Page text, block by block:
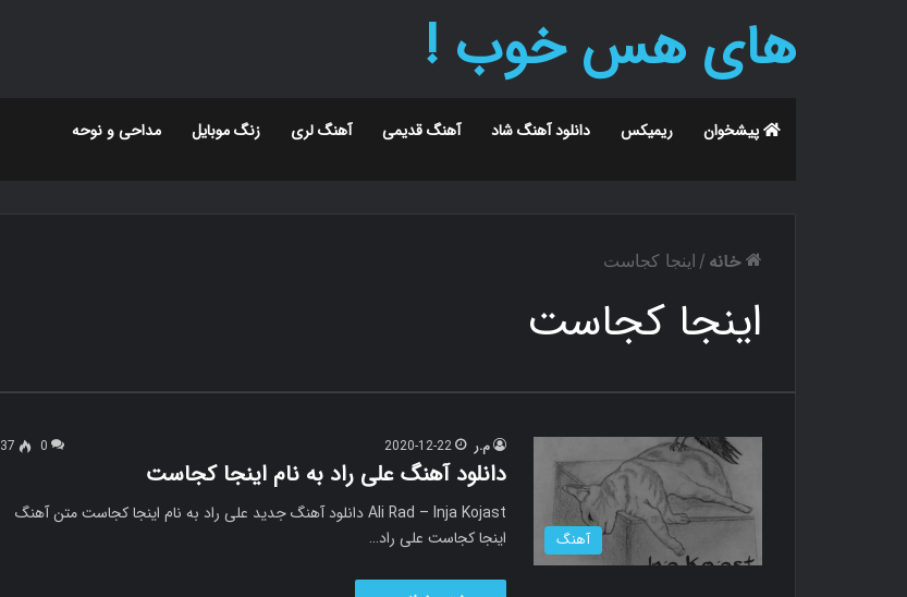
های هس خوب !
پیشخوان ریمیکس دانلود آهنگ شاد آهنگ قدیمی آهنگ لری زنگ موبایل مداحی و نوحه
خانه / اینجا کجاست
اینجا کجاست
آهنگ
م.ر 2020-12-22
0
37
دانلود آهنگ علی راد به نام اینجا کجاست
Ali Rad – Inja Kojast دانلود آهنگ جدید علی راد به نام اینجا کجاست متن آهنگ
اینجا کجاست علی راد…